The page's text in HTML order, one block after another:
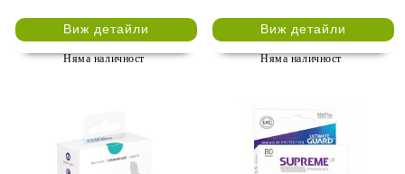
Виж детайли
Няма наличност
Виж детайли
Няма наличност